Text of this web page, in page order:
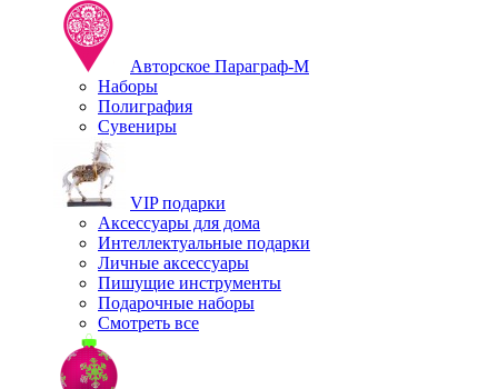
Авторское Параграф-М
Наборы
Полиграфия
Сувениры
VIP подарки
Аксессуары для дома
Интеллектуальные подарки
Личные аксессуары
Пишущие инструменты
Подарочные наборы
Смотреть все